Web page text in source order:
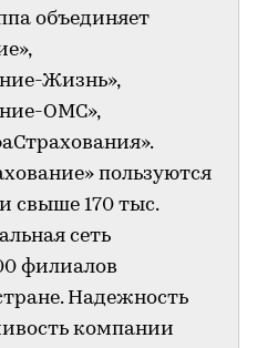
объединяет
Жизнь»,
ОМС»,
пользуются
свыше 170 тыс.
сеть
филиалов
Надежность
компании